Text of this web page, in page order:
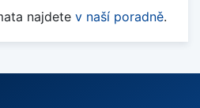
najdete v naší poradně.